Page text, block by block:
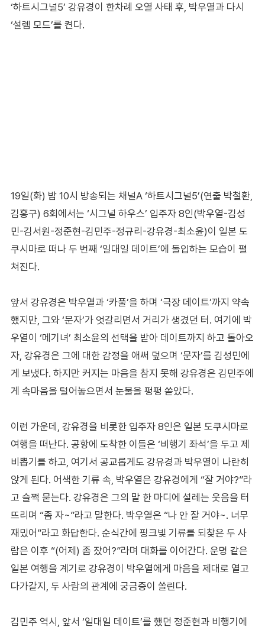
‘하트시그널5’ 강유경이 한차례 오열 사태 후, 박우열과 다시
‘설렘 모드’를 켠다.
19일(화) 밤 10시 방송되는 채널A ‘하트시그널5’(연출 박철환,
김홍구) 6회에서는 ‘시그널 하우스’ 입주자 8인(박우열-김성
민-김서원-정준현-김민주-정규리-강유경-최소윤)이 일본 도
쿠시마로 떠나 두 번째 ‘일대일 데이트’에 돌입하는 모습이 펼
쳐진다.
앞서 강유경은 박우열과 ‘카풀’을 하며 ‘극장 데이트’까지 약속
했지만, 그와 ‘문자’가 엇갈리면서 거리가 생겼던 터. 여기에 박
우열이 ‘메기녀’ 최소윤의 선택을 받아 데이트까지 하고 돌아오
자, 강유경은 그에 대한 감정을 애써 덮으며 ‘문자’를 김성민에
게 보냈다. 하지만 커지는 마음을 참지 못해 강유경은 김민주에
게 속마음을 털어놓으면서 눈물을 펑펑 쏟았다.
이런 가운데, 강유경을 비롯한 입주자 8인은 일본 도쿠시마로
여행을 떠난다. 공항에 도착한 이들은 ‘비행기 좌석’을 두고 제
비뽑기를 하고, 여기서 공교롭게도 강유경과 박우열이 나란히
앉게 된다. 어색한 기류 속, 박우열은 강유경에게 “잘 거야?”라
고 슬쩍 묻는다. 강유경은 그의 말 한 마디에 설레는 웃음을 터
뜨리며 “좀 자~”라고 말한다. 박우열은 “나 안 잘 거야~. 너무
재밌어”라고 화답한다. 순식간에 핑크빛 기류를 되찾은 두 사
람은 이후 “(어제) 좀 잤어?”라며 대화를 이어간다. 운명 같은
일본 여행을 계기로 강유경이 박우열에게 마음을 제대로 열고
다가갈지, 두 사람의 관계에 궁금증이 쏠린다.
김민주 역시, 앞서 ‘일대일 데이트’를 했던 정준현과 비행기에